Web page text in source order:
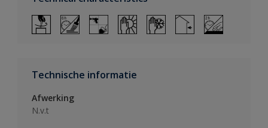
Technische informatie
Afwerking
N.v.t